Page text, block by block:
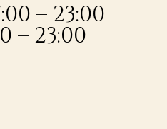
– 23:00
– 23:00